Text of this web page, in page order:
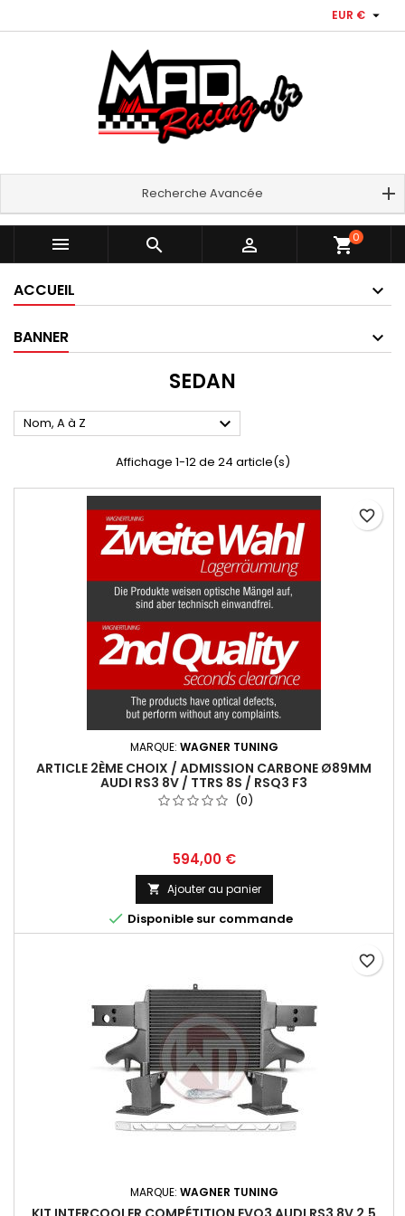
EUR € 
Recherche Avancée
   shopping_cart0
ACCUEIL
BANNER
SEDAN
Nom, A à Z 
Affichage 1-12 de 24 article(s)
MARQUE: WAGNER TUNING
ARTICLE 2ÈME CHOIX / ADMISSION CARBONE Ø89MM
AUDI RS3 8V / TTRS 8S / RSQ3 F3
(0)
Prix
594,00 €
 Ajouter au panier
 Disponible sur commande
favorite_border
MARQUE: WAGNER TUNING
favorite_border